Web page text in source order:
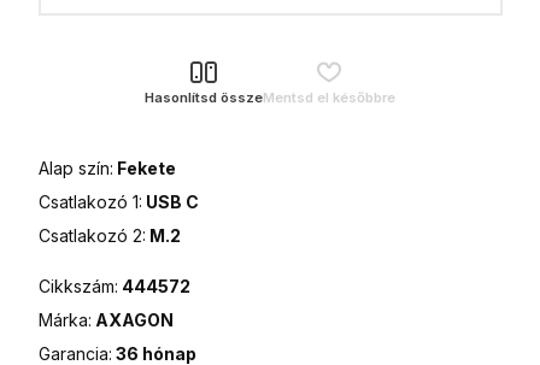
Hasonlítsd összeMentsd el későbbre
Alap szín: Fekete
Csatlakozó 1: USB C
Csatlakozó 2: M.2
Cikkszám: 444572
Márka: AXAGON
Garancia: 36 hónap
MPL Posta (Postán maradó)
990 Ft